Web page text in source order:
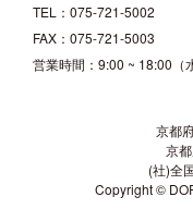
TEL：075-721-5002
FAX：075-721-5003
営業時間：9:00 ~ 18:00（
京都
京
(社)全
Copyright ©